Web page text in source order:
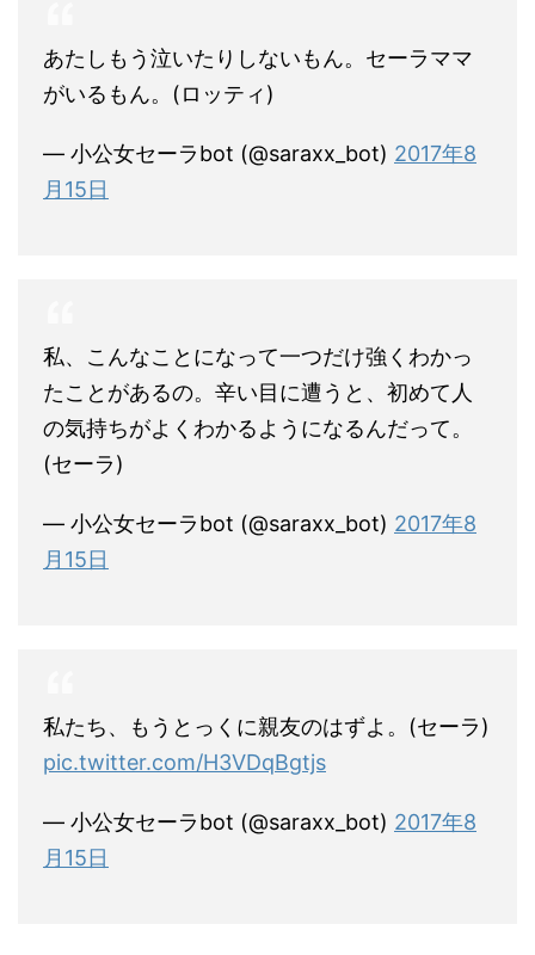
あたしもう泣いたりしないもん。セーラママ
がいるもん。(ロッティ)
— 小公女セーラbot (@saraxx_bot) 2017年8
月15日
私、こんなことになって一つだけ強くわかっ
たことがあるの。辛い目に遭うと、初めて人
の気持ちがよくわかるようになるんだって。
(セーラ)
— 小公女セーラbot (@saraxx_bot) 2017年8
月15日
私たち、もうとっくに親友のはずよ。(セーラ)
pic.twitter.com/H3VDqBgtjs
— 小公女セーラbot (@saraxx_bot) 2017年8
月15日